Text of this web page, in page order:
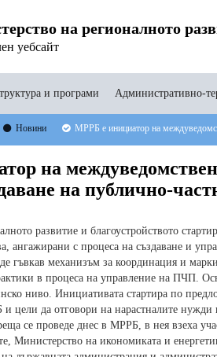
на регионалното
уебсайт
и програми Административно-
Новини МРРБ е инициатор на
на
на публично-
развитие и благоустройството
ангажирани с процеса на създаване и
гъвкав механизъм за координация и
в процеса на управление на ПЧП.
ниво. Инициативата стартира по
цели да отговори на нарастналите
се проведе днес в МРРБ, в нея взеха
Министерство на икономиката и